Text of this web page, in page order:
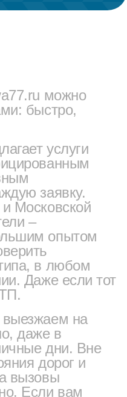
можно
быстро,
услуги
заявку.
Московской
–
опытом
в любом
Даже если тот
на
даже в
дни. Вне
дорог и
вызовы
Если вам